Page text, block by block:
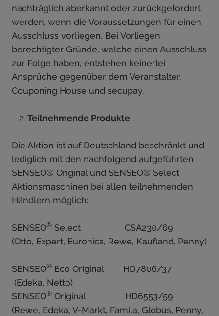
nachträglich aberkannt oder zurückgefordert
werden, wenn die Voraussetzungen für einen
Ausschluss vorliegen. Bei Vorliegen
berechtigter Gründe, welche einen Ausschluss
zur Folge haben, entstehen keinerlei
Ansprüche gegenüber dem Veranstalter,
Couponing House und secupay.
Teilnehmende Produkte
Die Aktion ist auf Deutschland beschränkt und
lediglich mit den nachfolgend aufgeführten
SENSEO® Original und SENSEO® Select
Aktionsmaschinen bei allen teilnehmenden
Händlern möglich:
SENSEO® Select CSA230/69
(Otto, Expert, Euronics, Rewe, Kaufland, Penny)
SENSEO® Eco Original HD7806/37
(Edeka, Netto)
SENSEO® Original HD6553/59
(Rewe, Edeka, V-Markt, Famila, Globus, Penny,